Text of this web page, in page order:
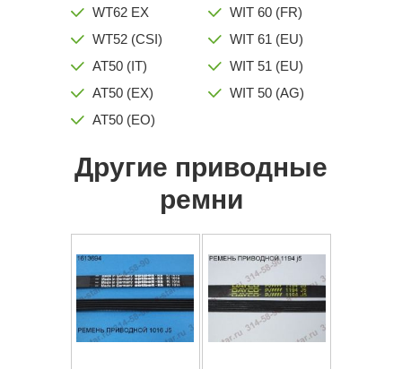
WT62 EX
WT52 (CSI)
AT50 (IT)
AT50 (EX)
AT50 (EO)
WIT 60 (FR)
WIT 61 (EU)
WIT 51 (EU)
WIT 50 (AG)
Другие приводные
ремни